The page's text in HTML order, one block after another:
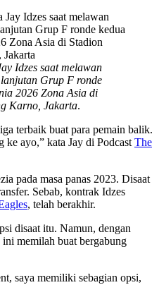
Idzes saat melawan
Grup F ronde
2026 Zona Asia di
Karno, Jakarta.
terbaik buat para pemain balik.
ke ayo,” kata Jay di Podcast The
pada masa panas 2023. Disaat
Sebab, kontrak Idzes
, telah berakhir.
disaat itu. Namun, dengan
memilah buat bergabung
saya memiliki sebagian opsi,